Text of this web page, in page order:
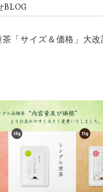
BLOG
「サイズ＆価格」大改